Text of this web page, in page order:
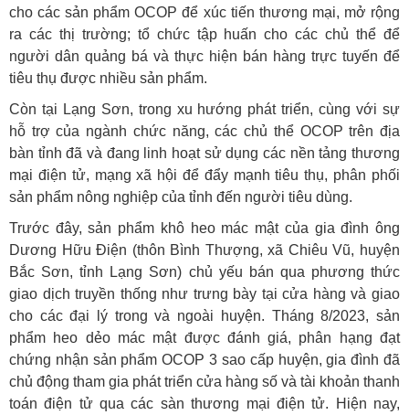
cho các sản phẩm OCOP để xúc tiến thương mại, mở rộng
ra các thị trường; tổ chức tập huấn cho các chủ thể để
người dân quảng bá và thực hiện bán hàng trực tuyến để
tiêu thụ được nhiều sản phẩm.
Còn tại Lạng Sơn, trong xu hướng phát triển, cùng với sự
hỗ trợ của ngành chức năng, các chủ thể OCOP trên địa
bàn tỉnh đã và đang linh hoạt sử dụng các nền tảng thương
mại điện tử, mạng xã hội để đẩy mạnh tiêu thụ, phân phối
sản phẩm nông nghiệp của tỉnh đến người tiêu dùng.
Trước đây, sản phẩm khô heo mác mật của gia đình ông
Dương Hữu Điện (thôn Bình Thượng, xã Chiêu Vũ, huyện
Bắc Sơn, tỉnh Lạng Sơn) chủ yếu bán qua phương thức
giao dịch truyền thống như trưng bày tại cửa hàng và giao
cho các đại lý trong và ngoài huyện. Tháng 8/2023, sản
phẩm heo dẻo mác mật được đánh giá, phân hạng đạt
chứng nhận sản phẩm OCOP 3 sao cấp huyện, gia đình đã
chủ động tham gia phát triển cửa hàng số và tài khoản thanh
toán điện tử qua các sàn thương mại điện tử. Hiện nay,